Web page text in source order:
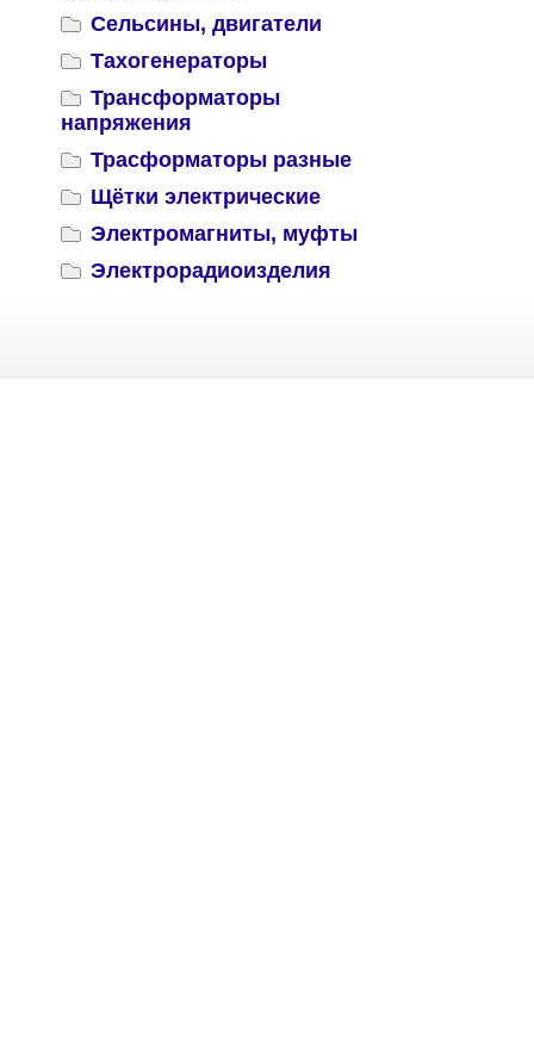
Сельсины, двигатели
Тахогенераторы
Трансформаторы
напряжения
Трасформаторы разные
Щётки электрические
Электромагниты, муфты
Электрорадиоизделия